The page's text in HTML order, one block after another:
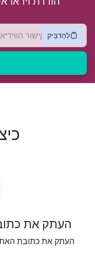
לְהַדבִּיק
העתק את
העתק את כתובת